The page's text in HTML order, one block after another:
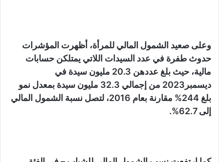
وعلى صعيد الشمول المالي للمرأة، أظهرت المؤشرات
حدوث طفرة في عدد السيدات اللاتي يمتلكن حسابات
مالية، حيث بلغ عددهن 20.3 مليون سيدة في
ديسمبر2023 من إجمالي 32.3 مليون سيدة بمعدل نمو
بلغ 244% مقارنة بعام 2016، لتصل نسبة الشمول المالي
إلى 62.7%.